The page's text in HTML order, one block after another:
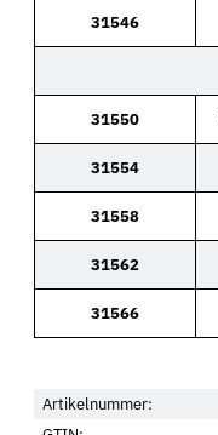
31546
31550
31554
31558
31562
31566
Artikelnummer: